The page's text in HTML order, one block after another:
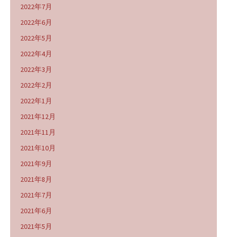
2022年7月
2022年6月
2022年5月
2022年4月
2022年3月
2022年2月
2022年1月
2021年12月
2021年11月
2021年10月
2021年9月
2021年8月
2021年7月
2021年6月
2021年5月